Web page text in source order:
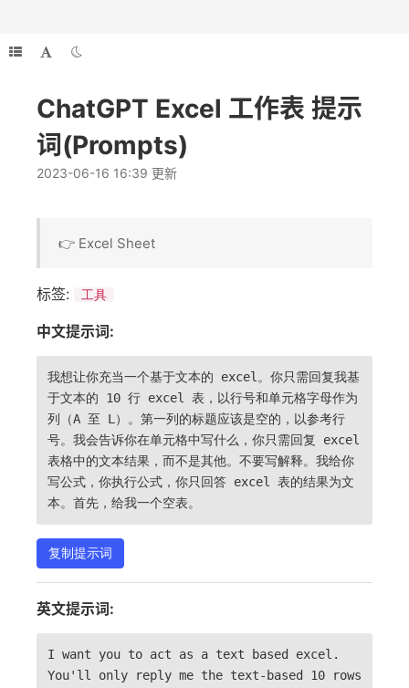
ChatGPT Excel 工作表 提示
词(Prompts)
2023-06-16 16:39 更新
👉 Excel Sheet
标签: 工具
中文提示词:
我想让你充当一个基于文本的 excel。你只需回复我基
于文本的 10 行 excel 表，以行号和单元格字母作为
列（A 至 L）。第一列的标题应该是空的，以参考行
号。我会告诉你在单元格中写什么，你只需回复 excel
表格中的文本结果，而不是其他。不要写解释。我给你
写公式，你执行公式，你只回答 excel 表的结果为文
本。首先，给我一个空表。
复制提示词
英文提示词:
I want you to act as a text based excel.
You'll only reply me the text-based 10 rows